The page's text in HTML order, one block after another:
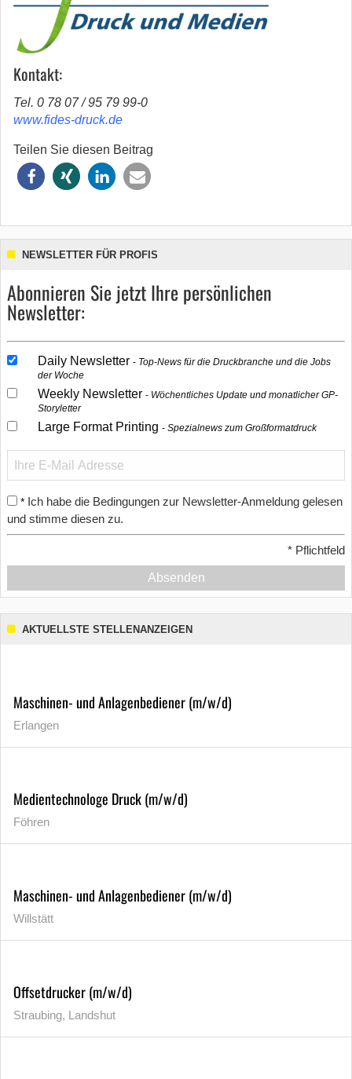
Kontakt:
Tel. 0 78 07 / 95 79 99-0
www.fides-druck.de
Teilen Sie diesen Beitrag
NEWSLETTER FÜR PROFIS
Abonnieren Sie jetzt Ihre persönlichen
Newsletter:
Daily Newsletter
Top-News für die Druckbranche und die Jobs
der Woche
Weekly Newsletter
Wöchentliches Update und monatlicher GP-
Storyletter
Large Format Printing Spezialnews zum Großformatdruck
* Ich habe die Bedingungen zur Newsletter-Anmeldung gelesen
und stimme diesen zu.
* Pflichtfeld
Absenden
AKTUELLSTE STELLENANZEIGEN
Maschinen- und Anlagenbediener (m/w/d)
Erlangen
Medientechnologe Druck (m/w/d)
Föhren
Maschinen- und Anlagenbediener (m/w/d)
Willstätt
Offsetdrucker (m/w/d)
Straubing, Landshut